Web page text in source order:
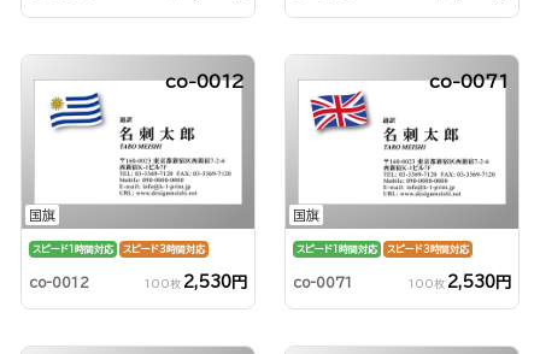
国旗
co-0012
スピード1時間対応 スピード3時間対応
co-0012 100枚 2,530円
国旗
co-0071
スピード1時間対応 スピード3時間対応
co-0071 100枚 2,530円